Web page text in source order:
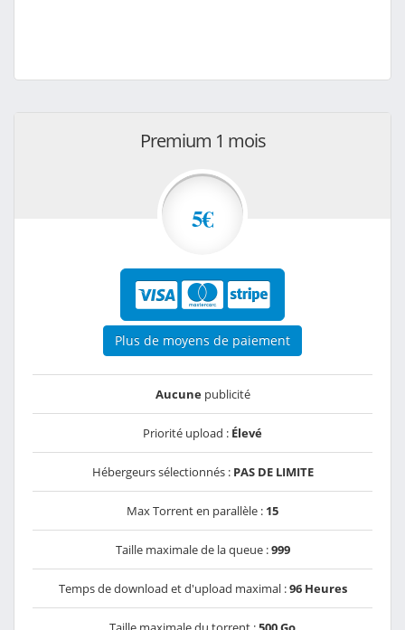
Premium 1 mois
5€
Plus de moyens de paiement
Aucunepublicité
Priorité upload : Élevé
Hébergeurs sélectionnés : PAS DE LIMITE
Max Torrent en parallèle : 15
Taille maximale de la queue :999
Temps de download et d'upload maximal :96 Heures